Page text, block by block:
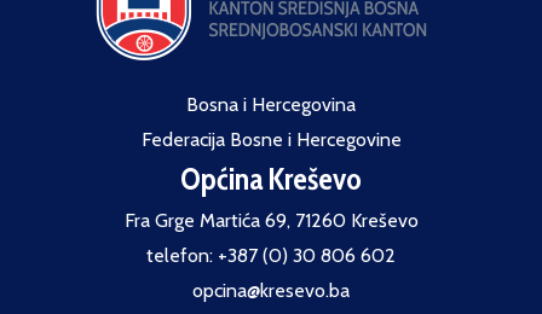
Bosna i Hercegovina
Federacija Bosne i Hercegovine
Općina Kreševo
Fra Grge Martića 69, 71260 Kreševo
telefon: +387 (0) 30 806 602
opcina@kresevo.ba